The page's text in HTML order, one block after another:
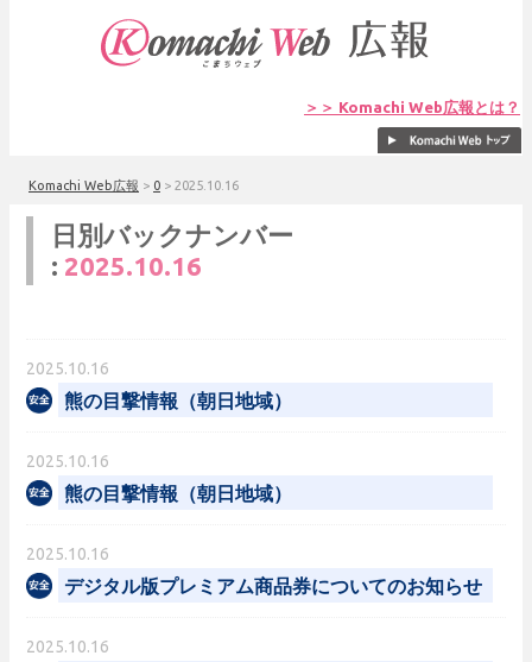
＞＞ Komachi Web広報とは？
Komachi Web広報 > 0 > 2025.10.16
日別バックナンバー
: 2025.10.16
2025.10.16
熊の目撃情報（朝日地域）
2025.10.16
熊の目撃情報（朝日地域）
2025.10.16
デジタル版プレミアム商品券についてのお知らせ
2025.10.16